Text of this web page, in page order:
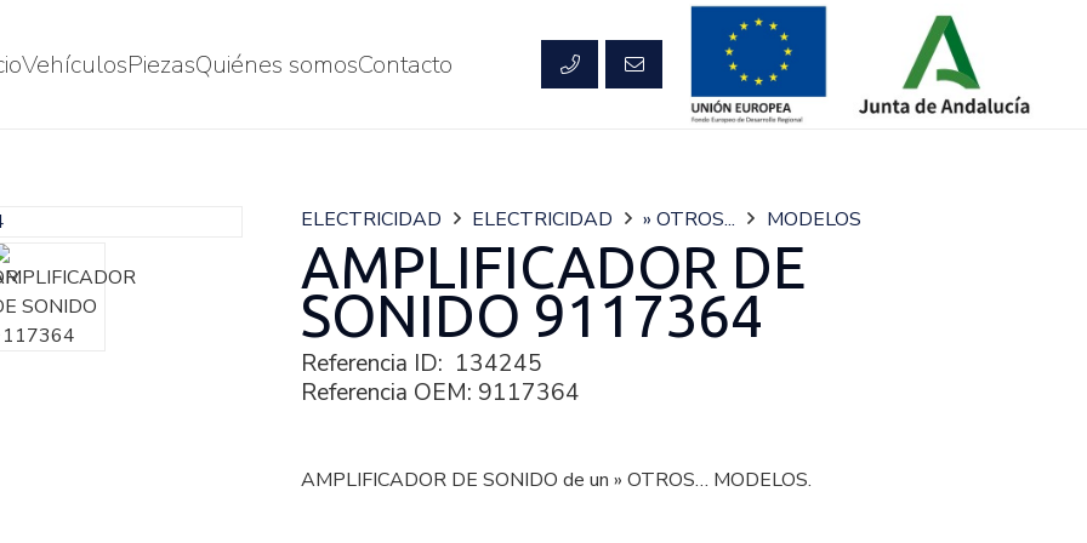
VehículosPiezasQuiénes somosContacto
ELECTRICIDAD ELECTRICIDAD » OTROS... MODELOS
AMPLIFICADOR DE
SONIDO 9117364
Referencia ID: 134245
Referencia OEM: 9117364
AMPLIFICADOR DE SONIDO de un » OTROS… MODELOS.